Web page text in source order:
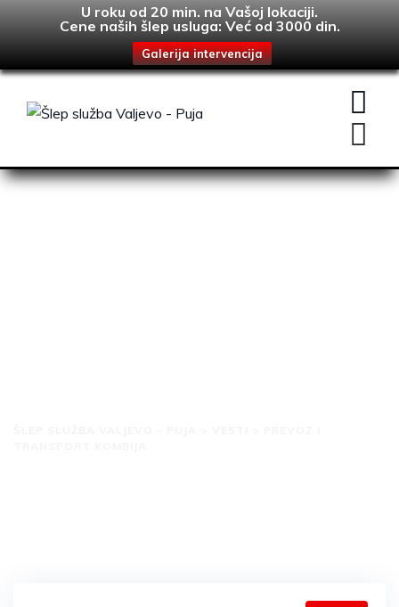
U roku od 20 min. na Vašoj lokaciji.
Cene naših šlep usluga: Već od 3000 din.
Galerija intervencija
Skip